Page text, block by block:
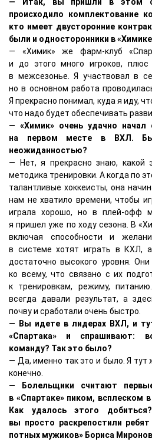
— Итак, вы пришли в этом
происходило комплектование
кто имеет двусторонние
были и односторонники в
— «Химик» же фарм-клуб
и до этого много игроков,
в межсезонье. Я участвовал в
но в основном работа
Я прекрасно понимал, куда я иду,
что надо будет обеспечивать
— «Химик» очень удачно
на первом месте в ВХЛ.
неожиданностью?
— Нет, я прекрасно знаю,
методика тренировки. А когда по
талантливые хоккеисты, она
нам не хватило времени, чтобы
играла хорошо, но в плей-офф
я пришел уже по ходу сезона. В
включая способности и
в системе хотят играть в КХЛ,
достаточно высокого уровня.
ко всему, что связано с их
к тренировкам, режиму,
всегда давали результат, а
почву и сработали очень быстро.
— Вы идете в лидерах ВХЛ, и
«Спартака» и спрашивают:
команду? Так это было?
— Да, именно так это и было. Я тут
конечно.
— Болельщики считают
в «Спартаке» пиком, всплеском
Как удалось этого
вы просто раскрепостили
потных мужиков» Бориса